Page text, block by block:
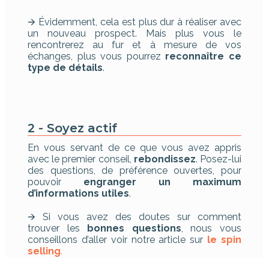
🡪 Évidemment, cela est plus dur à réaliser avec
un nouveau prospect. Mais plus vous le
rencontrerez au fur et à mesure de vos
échanges, plus vous pourrez reconnaître ce
type de détails.
2 - Soyez actif
En vous servant de ce que vous avez appris
avec le premier conseil, rebondissez. Posez-lui
des questions, de préférence ouvertes, pour
pouvoir engranger un maximum
d’informations utiles.
🡪 Si vous avez des doutes sur comment
trouver les
bonnes questions, nous vous
conseillons d’aller voir notre article sur le spin
selling.